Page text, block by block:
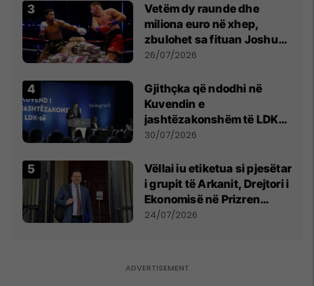
Vetëm dy raunde dhe
miliona euro në xhep,
zbulohet sa fituan Joshua
e Prenga
26/07/2026
Gjithçka që ndodhi në
Kuvendin e
jashtëzakonshëm të LDK-
së
30/07/2026
Vëllai iu etiketua si pjesëtar
i grupit të Arkanit, Drejtori i
Ekonomisë në Prizren
mohon pretendimet
24/07/2026